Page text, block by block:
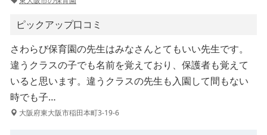
ピックアップ口コミ
さわらび保育園の先生はみなさんとてもいい先生です。
違うクラスの子でも名前を覚えており、保護者も覚えて
いると思います。違うクラスの先生も入園して間もない
時でも子…
大阪府東大阪市稲田本町3-19-6